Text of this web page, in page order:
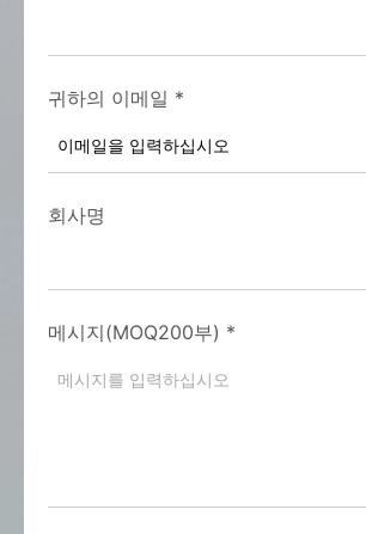
귀하의 이메일 *
회사명
메시지(MOQ200부) *